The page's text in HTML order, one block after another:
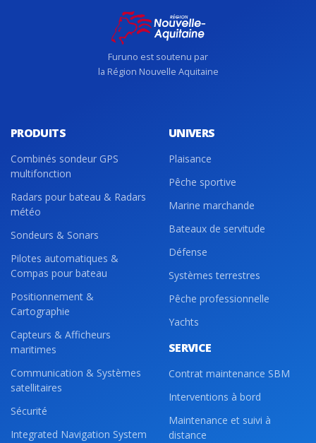
Furuno est soutenu par
la Région Nouvelle Aquitaine
PRODUITS
Combinés sondeur GPS
multifonction
Radars pour bateau & Radars
météo
Sondeurs & Sonars
Pilotes automatiques &
Compas pour bateau
Positionnement &
Cartographie
Capteurs & Afficheurs
maritimes
Communication & Systèmes
satellitaires
Sécurité
Integrated Navigation System
UNIVERS
Plaisance
Pêche sportive
Marine marchande
Bateaux de servitude
Défense
Systèmes terrestres
Pêche professionnelle
Yachts
SERVICE
Contrat maintenance SBM
Interventions à bord
Maintenance et suivi à
distance